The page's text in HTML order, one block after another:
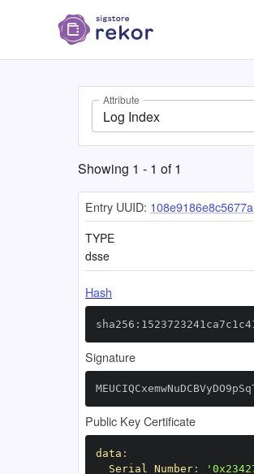
Attribute
Log Index
Showing 1 - 1 of1
Entry UUID:
TYPE
dsse
Hash
Signature
Public Key Certificate
data :
Serial Number: